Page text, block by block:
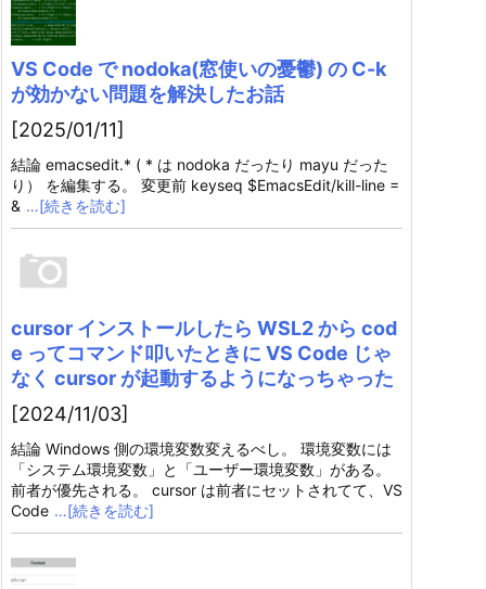
VS Code で nodoka(窓使いの憂鬱) の C-k
が効かない問題を解決したお話
[2025/01/11]
結論 emacsedit.* ( * は nodoka だったり mayu だった
り） を編集する。 変更前 keyseq $EmacsEdit/kill-line =
& …[続きを読む]
cursor インストールしたら WSL2 から cod
e ってコマンド叩いたときに VS Code じゃ
なく cursor が起動するようになっちゃった
[2024/11/03]
結論 Windows 側の環境変数変えるべし。 環境変数には
「システム環境変数」と「ユーザー環境変数」がある。
前者が優先される。 cursor は前者にセットされてて、VS
Code …[続きを読む]